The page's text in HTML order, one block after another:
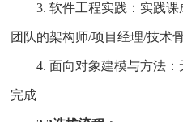
3. 软件工程实践：实践
团队的架构师/项目经理/技术
4. 面向对象建模与方法
完成